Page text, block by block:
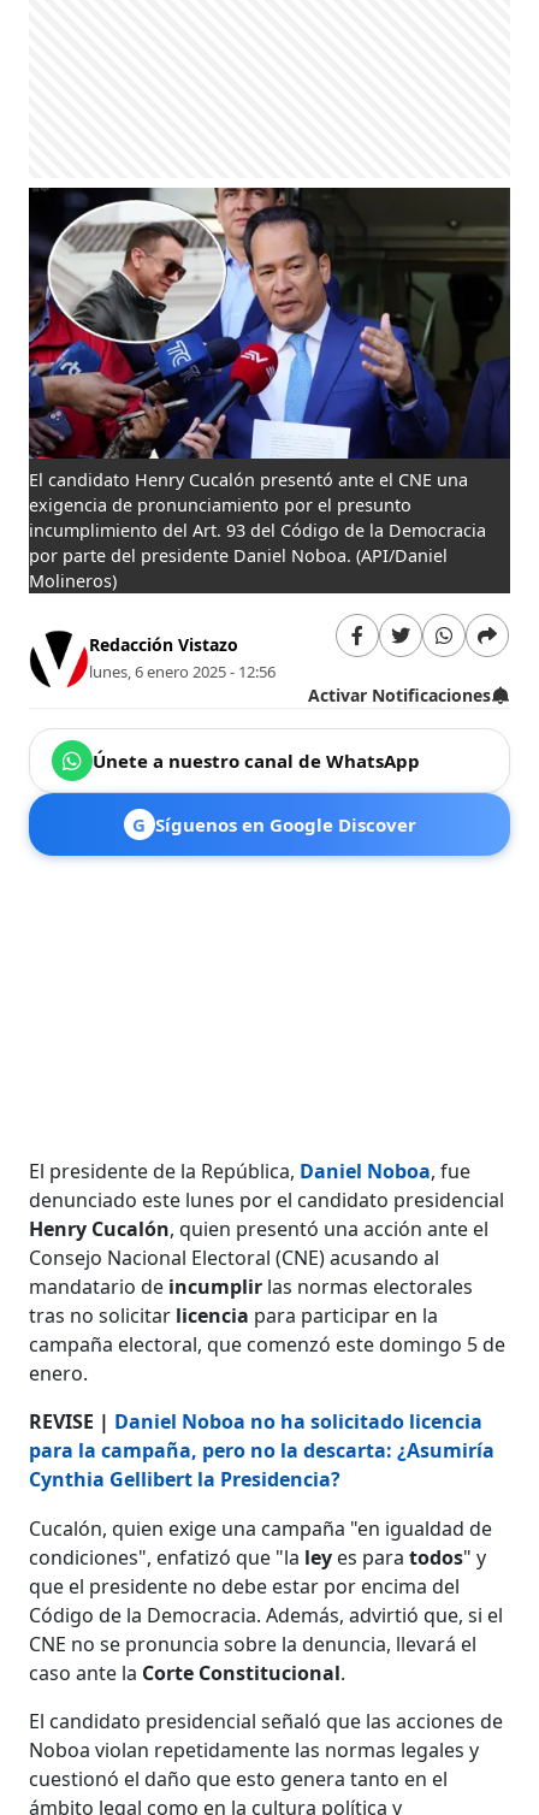
El candidato Henry Cucalón presentó ante el CNE una
exigencia de pronunciamiento por el presunto
incumplimiento del Art. 93 del Código de la Democracia
por parte del presidente Daniel Noboa. (API/Daniel
Molineros)
Redacción Vistazo
lunes, 6 enero 2025 - 12:56
Activar Notificaciones
Únete a nuestro canal de WhatsApp
G Síguenos en Google Discover
El presidente de la República, Daniel Noboa, fue
denunciado este lunes por el candidato presidencial
Henry Cucalón, quien presentó una acción ante el
Consejo Nacional Electoral (CNE) acusando al
mandatario de incumplir las normas electorales
tras no solicitar licencia para participar en la
campaña electoral, que comenzó este domingo 5 de
enero.
REVISE | Daniel Noboa no ha solicitado licencia
para la campaña, pero no la descarta: ¿Asumiría
Cynthia Gellibert la Presidencia?
Cucalón, quien exige una campaña "en igualdad de
condiciones", enfatizó que "la ley es paratodos" y
que el presidente no debe estar por encima del
Código de la Democracia. Además, advirtió que, si el
CNE no se pronuncia sobre la denuncia, llevará el
caso ante la Corte Constitucional.
El candidato presidencial señaló que las acciones de
Noboa violan repetidamente las normas legales y
cuestionó el daño que esto genera tanto en el
ámbito legal como en la cultura política y